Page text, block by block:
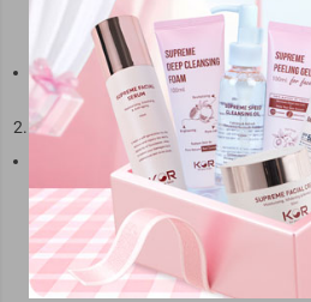
Nên kiểm tra kỹ bảng thành
dụng.
Nên mua sản phẩm ở những cửa
mua phải sản phẩm kém chất lượng.
Bao lâu thì thấy hiệu quả?
Hiệu quả làm trắng da không thể
Cần kiên trì sử dụng sản phẩm
vài tháng) để thấy được kết quả.
Hiệu quả của sản phẩm có thể
và tình trạng da của từng người.